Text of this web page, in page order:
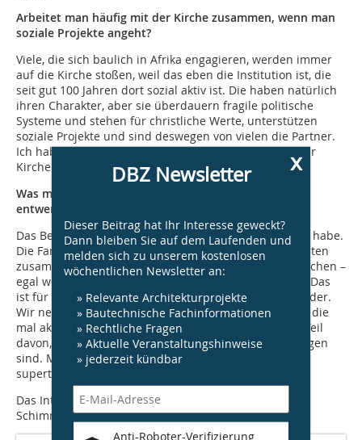
Arbeitet man häufig mit der Kirche zusammen, wenn man
soziale Projekte angeht?
Viele, die sich baulich in Afrika engagieren, werden immer
auf die Kirche stoßen, weil das eben die Institution ist, die
seit gut 100 Jahren dort sozial aktiv ist. Die haben natürlich
ihren Charakter, aber sie überdauern fragile politische
Systeme und stehen für christliche Werte, unterstützen
soziale Projekte und sind deswegen von vielen die Partner.
Ich habe schon in vielen afrikanischen Ländern mit der
Kirche gearbeitet.
Was macht für dich den Reiz aus sozial kreativ zu
entwerfen und zu bauen?
Das Beste ist das Gefühl, das ich für meine Mitstreiter habe.
Die Familie, die entsteht, wenn ich mit den jungen Leuten
zusammenarbeite. Die Begeisterung der jungen Menschen –
egal wo – und der Wille etwas mitgestalten zu wollen. Das
ist für mich bis heute und immer wieder neu ein Wunder.
Wir nennen uns auch selber supertecture family. Alle, die
mal aktiv mitgearbeitet haben, bleiben weiterhin ein Teil
davon, auch wenn sie schon längst wieder weitergezogen
sind. Man ist nicht bei supertecture, sondern man ist
supertecture.
Das Interview führten Mariella Schlüter und Nadine
Schimmelpfennig, DBZ Redaktion
x
DBZ Newsletter
Dieser Beitrag hat Ihr Interesse geweckt?
Dann bleiben Sie auf dem Laufenden und
melden sich zu unserem kostenlosen
wöchentlichen Newsletter an:
» Relevante Architekturprojekte
» Bautechnische Fachinformationen
» Rechtliche Fragen
» Aktuelle Veranstaltungshinweise
» jederzeit kündbar
Anti-Roboter-Verifizierung